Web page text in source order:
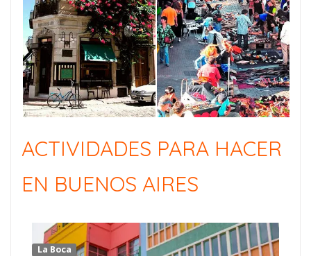
ACTIVIDADES PARA HACER
EN BUENOS AIRES
La Boca